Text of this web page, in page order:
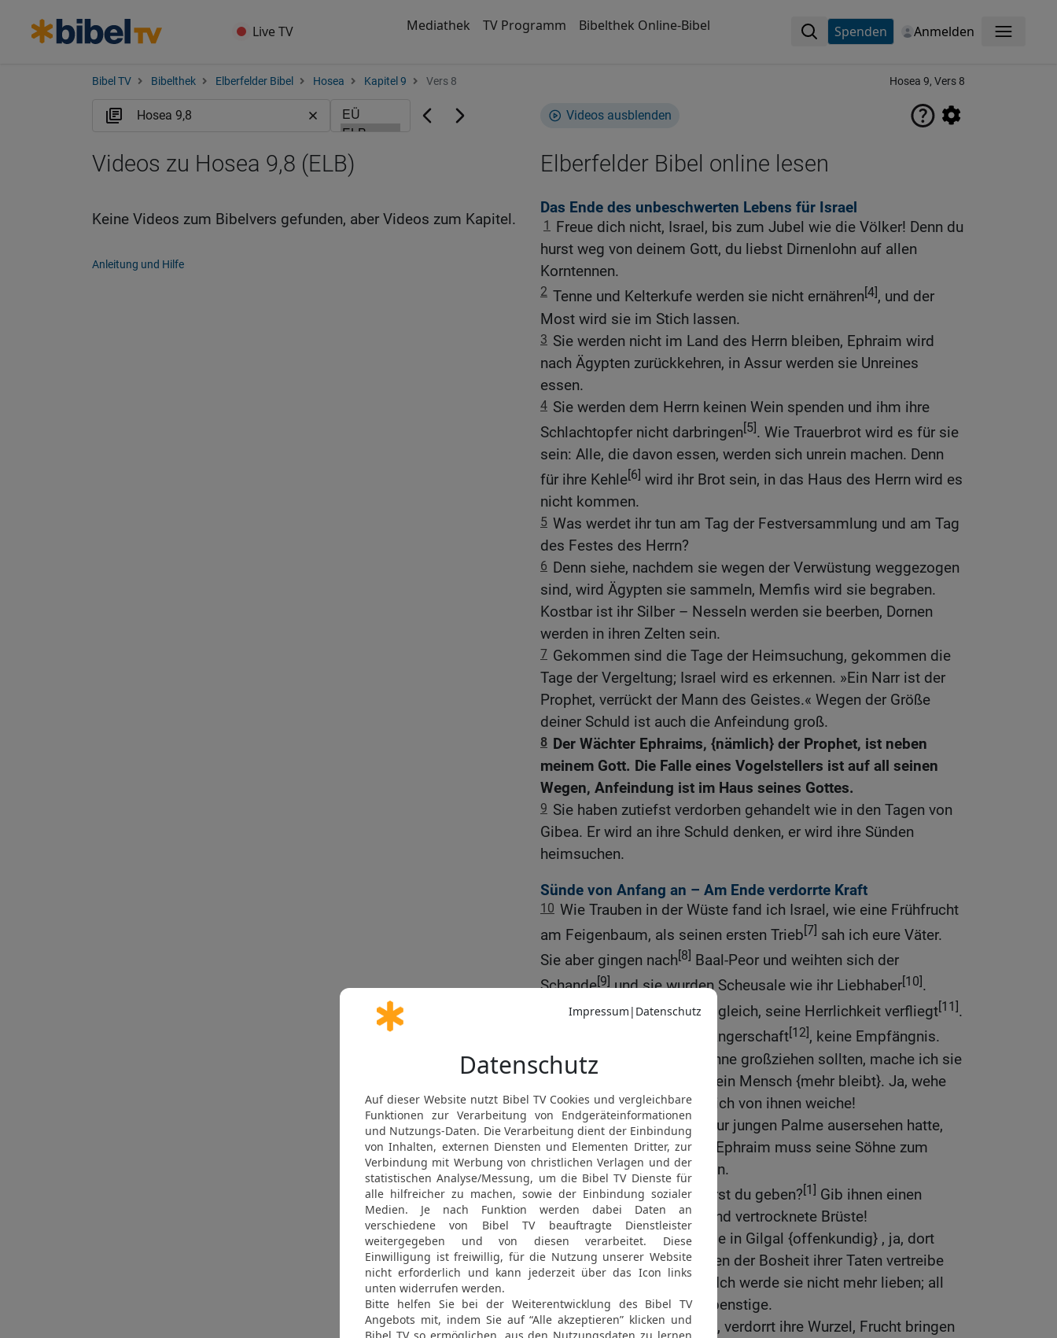
Live TV Mediathek TV Programm Bibelthek Online-Bibel Spenden Anmelden Menü
Bibel TV Bibelthek Elberfelder Bibel Hosea Kapitel 9 Vers 8 Hosea 9, Vers 8
Videos ausblenden
Elberfelder Bibel online lesen
Das Ende des unbeschwerten Lebens für Israel
1
Freue dich nicht, Israel, bis zum Jubel wie die Völker! Denn du
hurst weg von deinem Gott, du liebst Dirnenlohn auf allen
Korntennen.
2 Tenne und Kelterkufe werden sie nicht ernähren[4], und der
Most wird sie im Stich lassen.
3 Sie werden nicht im Land des Herrn bleiben, Ephraim wird
nach Ägypten zurückkehren, in Assur werden sie Unreines
essen.
4 Sie werden dem Herrn keinen Wein spenden und ihm ihre
Schlachtopfer nicht darbringen[5]. Wie Trauerbrot wird es für sie
sein: Alle, die davon essen, werden sich unrein machen. Denn
für ihre Kehle[6] wird ihr Brot sein, in das Haus des Herrn wird es
nicht kommen.
5 Was werdet ihr tun am Tag der Festversammlung und am Tag
des Festes des Herrn?
6 Denn siehe, nachdem sie wegen der Verwüstung weggezogen
sind, wird Ägypten sie sammeln, Memfis wird sie begraben.
Kostbar ist ihr Silber – Nesseln werden sie beerben, Dornen
werden in ihren Zelten sein.
7 Gekommen sind die Tage der Heimsuchung, gekommen die
Tage der Vergeltung; Israel wird es erkennen. »Ein Narr ist der
Prophet, verrückt der Mann des Geistes.« Wegen der Größe
deiner Schuld ist auch die Anfeindung groß.
8 Der Wächter Ephraims, {nämlich} der Prophet, ist neben
meinem Gott. Die Falle eines Vogelstellers ist auf all seinen
Wegen, Anfeindung ist im Haus seines Gottes.
9 Sie haben zutiefst verdorben gehandelt wie in den Tagen von
Gibea. Er wird an ihre Schuld denken, er wird ihre Sünden
heimsuchen.
Sünde von Anfang an – Am Ende verdorrte Kraft
10 Wie Trauben in der Wüste fand ich Israel, wie eine Frühfrucht
am Feigenbaum, als seinen ersten Trieb[7] sah ich eure Väter.
Sie aber gingen nach[8] Baal-Peor und weihten sich der
Schande[9]und sie wurden Scheusale wie ihr Liebhaber[10].
Ephraim ist den Vögeln gleich, seine Herrlichkeit verfliegt[11].
Kein Gebären, keine Schwangerschaft[12], keine Empfängnis.
12 Selbst wenn sie ihre Söhne großziehen sollten, mache ich sie
doch kinderlos, {sodass} kein Mensch {mehr bleibt}. Ja, wehe
auch ihnen {selbst} , wenn ich von ihnen weiche!
13 Ephraim, das ich {mir} zur jungen Palme ausersehen hatte,
auf einer Weide gepflanzt, Ephraim muss seine Söhne zum
Mörder hinausziehen lassen.
14 Gib ihnen, Herr! Was wirst du geben?[1] Gib ihnen einen
unfruchtbaren Mutterleib und vertrocknete Brüste!
15 Ihre ganze Bosheit wurde in Gilgal {offenkundig} , ja, dort
habe ich sie gehasst. Wegen der Bosheit ihrer Taten vertreibe
ich sie aus meinem Haus. Ich werde sie nicht mehr lieben; all
ihre Obersten sind Widerspenstige.
16 Geschlagen ist Ephraim, verdorrt ihre Wurzel, Frucht bringen
Videos zu Hosea 9,8 (ELB)
Keine Videos zum Bibelvers gefunden, aber Videos zum Kapitel.
Anleitung und Hilfe